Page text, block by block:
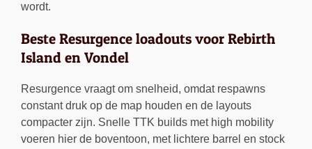
wordt.
Beste Resurgence loadouts voor Rebirth
Island en Vondel
Resurgence vraagt om snelheid, omdat respawns
constant druk op de map houden en de layouts
compacter zijn. Snelle TTK builds met high mobility
voeren hier de boventoon, met lichtere barrel en stock